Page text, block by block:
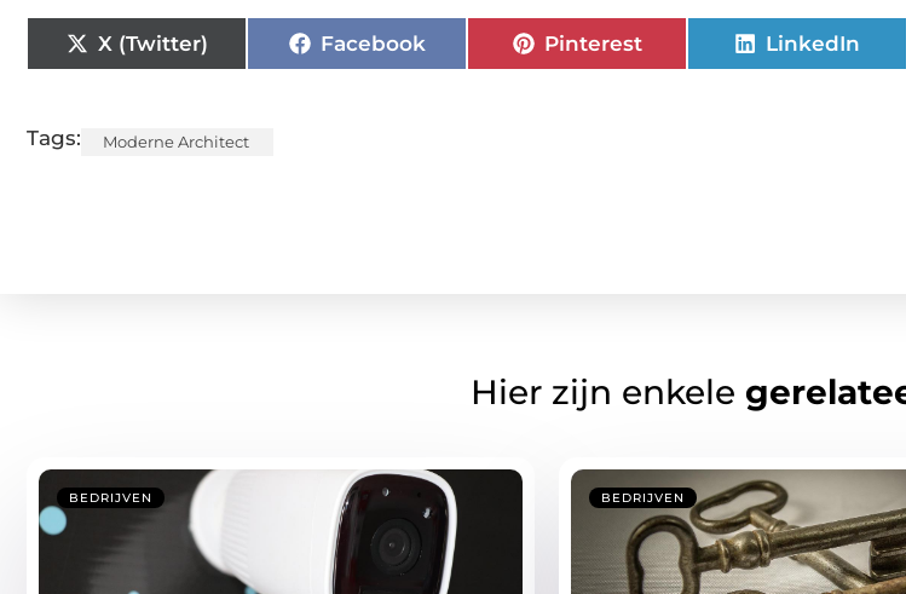
X (Twitter) Facebook Pinterest LinkedIn
Tags: Moderne Architect
Hier zijn enkele
BEDRIJVEN BEDRIJVEN